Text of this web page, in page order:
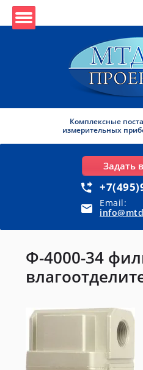
Комплексные
измерительных
Задать
Email:
Ф-4000-34